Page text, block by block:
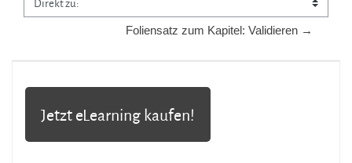
Direkt zu:
Foliensatz zum Kapitel: Validieren →
Jetzt eLearning kaufen!